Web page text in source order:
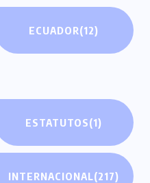
ECUADOR(12)
ESTATUTOS(1)
INTERNACIONAL(217)